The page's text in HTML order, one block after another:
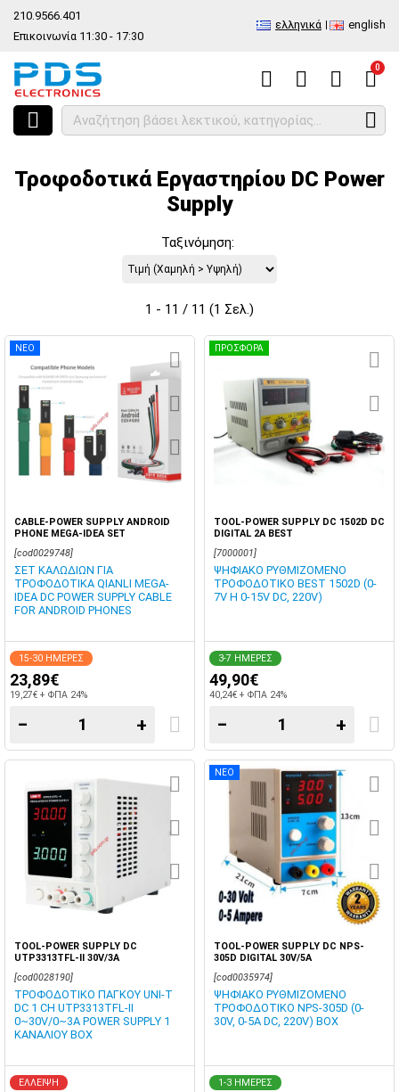
210.9566.401
Επικοινωνία 11:30 - 17:30
ελληνικά english
0
HOME Είδος Εργαλεία Service Τροφοδοτικά Εργαστηρίου DC
Τροφοδοτικά Εργαστηρίου DC Power
Supply
Ταξινόμηση:
1 - 11 / 11 (1 Σελ.)
ΝΕΟ
CABLE-POWER SUPPLY ANDROID
PHONE MEGA-IDEA SET
[cod0029748]
ΣΕΤ ΚΑΛΩΔΙΩΝ ΓΙΑ
ΤΡΟΦΟΔΟΤΙΚΑ QIANLI MEGA-
IDEA DC POWER SUPPLY CABLE
FOR ANDROID PHONES
15-30 ΗΜΕΡΕΣ
23,89€
19,27€ + ΦΠΑ 24%
− +
ΠΡΟΣΦΟΡΑ
TOOL-POWER SUPPLY DC 1502D DC
DIGITAL 2A BEST
[7000001]
ΨΗΦΙΑΚΟ ΡΥΘΜΙΖΟΜΕΝΟ
ΤΡΟΦΟΔΟΤΙΚΟ BEST 1502D (0-
7V Η 0-15V DC, 220V)
3-7 ΗΜΕΡΕΣ
49,90€
40,24€ + ΦΠΑ 24%
− +
TOOL-POWER SUPPLY DC
UTP3313TFL-II 30V/3A
[cod0028190]
ΤΡΟΦΟΔΟΤΙΚΟ ΠΑΓΚΟΥ UNI-T
DC 1 CH UTP3313TFL-II
0~30V/0~3A POWER SUPPLY 1
ΚΑΝΑΛΙΟΥ BOX
ΕΛΛΕΙΨΗ
ΝΕΟ
TOOL-POWER SUPPLY DC NPS-
305D DIGITAL 30V/5A
[cod0035974]
ΨΗΦΙΑΚΟ ΡΥΘΜΙΖΟΜΕΝΟ
ΤΡΟΦΟΔΟΤΙΚΟ NPS-305D (0-
30V, 0-5A DC, 220V) BOX
1-3 ΗΜΕΡΕΣ